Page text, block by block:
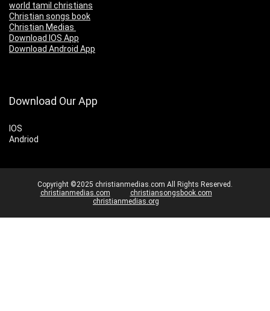
world tamil christians
Christian songs book
Christian Medias
Download IOS App
Download Android App
Download Our App
IOS
Andriod
Copyright ©2025 christianmedias.com All Rights Reserved.
christianmedias.com
christiansongsbook.com
christianmedias.org